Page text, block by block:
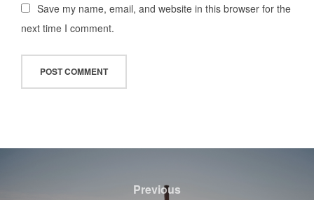
Save my name, email, and website in this browser for the
next time I comment.
Previous
Previous